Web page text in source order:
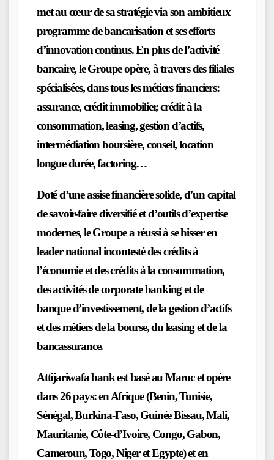
met au cœur de sa stratégie via son ambitieux
programme de bancarisation et ses efforts
d’innovation continus. En plus de l’activité
bancaire, le Groupe opère, à travers des filiales
spécialisées, dans tous les métiers financiers:
assurance, crédit immobilier, crédit à la
consommation, leasing, gestion d’actifs,
intermédiation boursière, conseil, location
longue durée, factoring…
Doté d’une assise financière solide, d’un capital
de savoir-faire diversifié et d’outils d’expertise
modernes, le Groupe a réussi à se hisser en
leader national incontesté des crédits à
l’économie et des crédits à la consommation,
des activités de corporate banking et de
banque d’investissement, de la gestion d’actifs
et des métiers de la bourse, du leasing et de la
bancassurance.
Attijariwafa bank est basé au Maroc et opère
dans 26 pays: en Afrique (Benin, Tunisie,
Sénégal, Burkina-Faso, Guinée Bissau, Mali,
Mauritanie, Côte-d’Ivoire, Congo, Gabon,
Cameroun, Togo, Niger et Egypte) et en